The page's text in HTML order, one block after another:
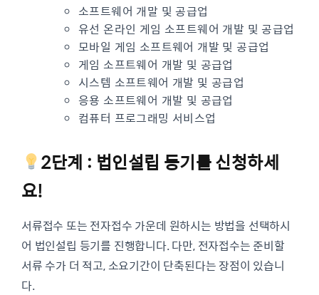
소프트웨어 개말 및 공급업
유선 온라인 게임 소프트웨어 개발 및 공급업
모바일 게임 소프트웨어 개발 및 공급업
게임 소프트웨어 개발 및 공급업
시스템 소프트웨어 개발 및 공급업
응용 소프트웨어 개발 및 공급업
컴퓨터 프로그래밍 서비스업
2단계 : 법인설립 등기를 신청하세
요!
서류접수 또는 전자접수 가운데 원하시는 방법을 선택하시
어 법인설립 등기를 진행합니다. 다만, 전자접수는 준비할
서류 수가 더 적고, 소요기간이 단축된다는 장점이 있습니
다.